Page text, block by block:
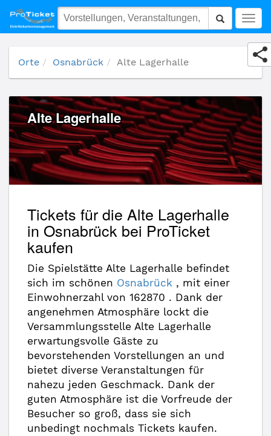
Alte Lagerhalle
Orte Osnabrück Alte Lagerhalle
Alte Lagerhalle
Tickets für die Alte Lagerhalle
in Osnabrück bei ProTicket
kaufen
Die Spielstätte Alte Lagerhalle befindet
sich im schönen Osnabrück , mit einer
Einwohnerzahl von 162870 . Dank der
angenehmen Atmosphäre lockt die
Versammlungsstelle Alte Lagerhalle
erwartungsvolle Gäste zu
bevorstehenden Vorstellungen an und
bietet diverse Veranstaltungen für
nahezu jeden Geschmack. Dank der
guten Atmosphäre ist die Vorfreude der
Besucher so groß, dass sie sich
unbedingt nochmals Tickets kaufen.